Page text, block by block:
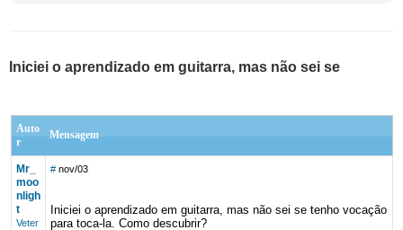
Iniciei o aprendizado em guitarra, mas não sei se
Auto
r
Mensagem
Mr_
moo
nligh
t
Veter
# nov/03
Iniciei o aprendizado em guitarra, mas não sei se tenho vocação
para toca-la. Como descubrir?